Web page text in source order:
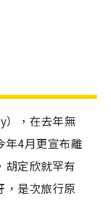
），在去年無
年4月更宣布離
胡定欣就罕有
，是次旅行原